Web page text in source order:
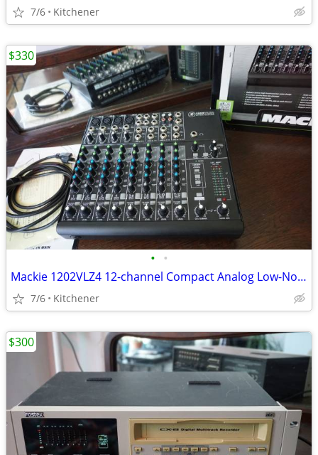
7/6 Kitchener
• •
Mackie 1202VLZ4 12-channel Compact Analog Low-Noise Mixer w/ 4 O
7/6 Kitchener
$330
$300